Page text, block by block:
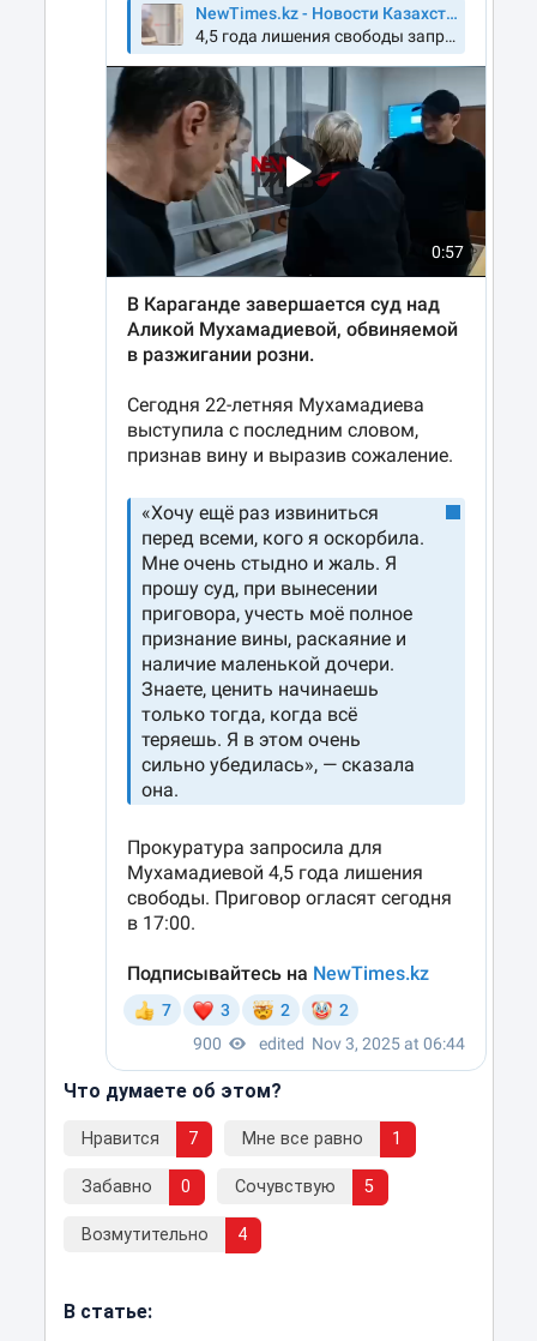
Что думаете об этом?
Нравится 7 Мне все равно 1
Забавно 0 Сочувствую 5
Возмутительно 4
В статье: